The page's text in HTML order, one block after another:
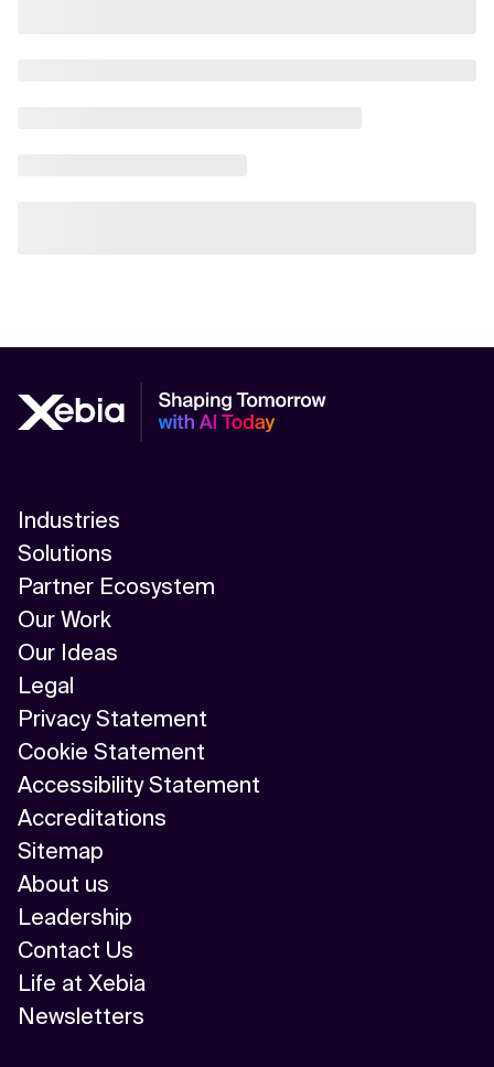
Industries
Solutions
Partner Ecosystem
Our Work
Our Ideas
Legal
Privacy Statement
Cookie Statement
Accessibility Statement
Accreditations
Sitemap
About us
Leadership
Contact Us
Life at Xebia
Newsletters